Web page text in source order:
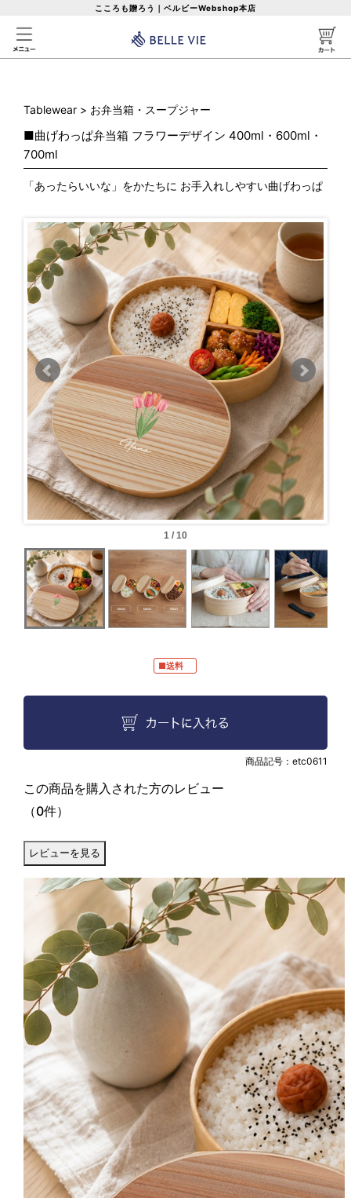
こころも贈ろう｜ベルビーWebshop本店
Tablewear> お弁当箱・スープジャー
■曲げわっぱ弁当箱 フラワーデザイン 400ml・600ml・
700ml
「あったらいいな」をかたちに お手入れしやすい曲げわっぱ
1 / 10
■送料
商品記号：etc0611
この商品を購入された方のレビュー
（0件）